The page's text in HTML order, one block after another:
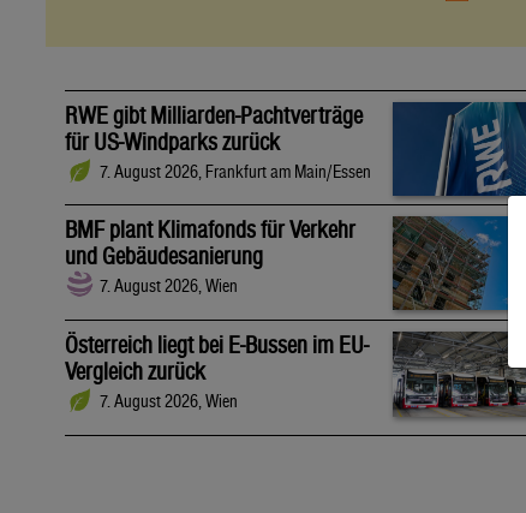
RWE gibt Milliarden-Pachtverträge
für US-Windparks zurück
7. August 2026, Frankfurt am Main/Essen
BMF plant Klimafonds für Verkehr
und Gebäudesanierung
7. August 2026, Wien
Österreich liegt bei E-Bussen im EU-
Vergleich zurück
7. August 2026, Wien